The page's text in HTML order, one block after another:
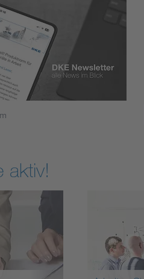
aktiv!